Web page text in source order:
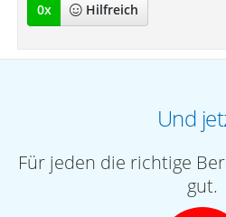
0x Hilfreich
Und
Für jeden die richtige
gut.